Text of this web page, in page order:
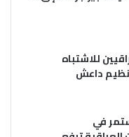
للاشتباه
داعش
في